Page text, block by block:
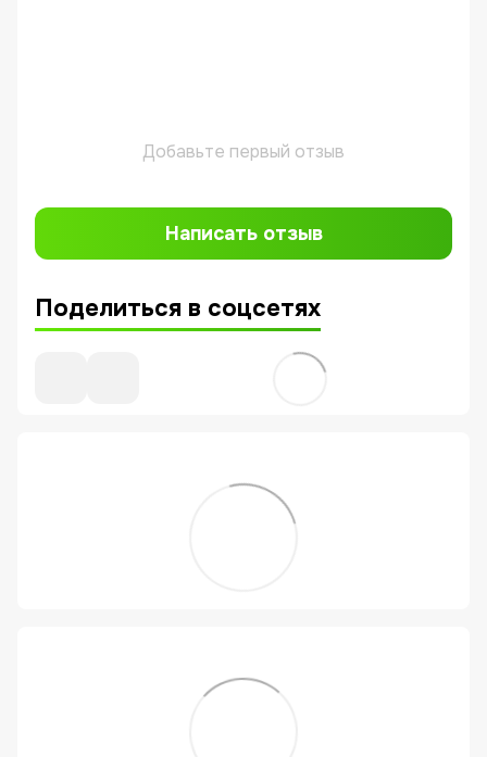
Добавьте первый отзыв
Написать отзыв
Поделиться в соцсетях